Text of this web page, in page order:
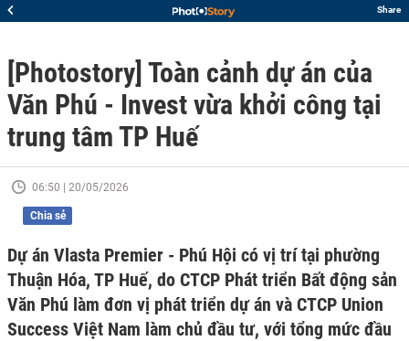
Share
[Photostory] Toàn cảnh dự án của
Văn Phú - Invest vừa khởi công tại
trung tâm TP Huế
06:50 | 20/05/2026
Chia sẻ
Dự án Vlasta Premier - Phú Hội có vị trí tại phường
Thuận Hóa, TP Huế, do CTCP Phát triển Bất động sản
Văn Phú làm đơn vị phát triển dự án và CTCP Union
Success Việt Nam làm chủ đầu tư, với tổng mức đầu